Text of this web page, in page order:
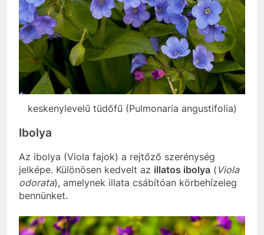
keskenylevelű tüdőfű (Pulmonaria angustifolia)
Ibolya
Az ibolya (Viola fajok) a rejtőző szerénység
jelképe. Különösen kedvelt az illatos ibolya ( Viola
odorata), amelynek illata csábítóan körbehízeleg
bennünket.